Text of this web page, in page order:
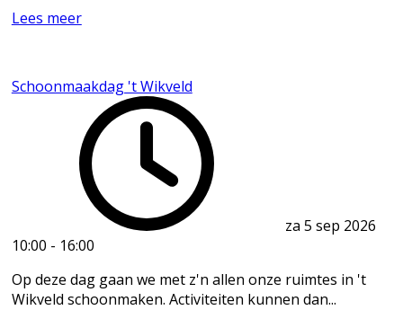
Lees meer
Schoonmaakdag 't Wikveld
za 5 sep 2026
10:00 - 16:00
Op deze dag gaan we met z'n allen onze ruimtes in 't
Wikveld schoonmaken. Activiteiten kunnen dan...